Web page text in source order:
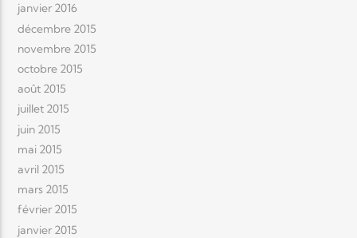
janvier 2016
décembre 2015
novembre 2015
octobre 2015
août 2015
juillet 2015
juin 2015
mai 2015
avril 2015
mars 2015
février 2015
janvier 2015